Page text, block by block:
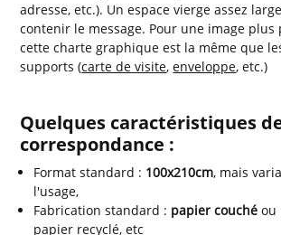
adresse, etc.). Un espace vierge assez
contenir le message. Pour une image plus
cette charte graphique est la même que
supports (carte de visite,enveloppe, etc.)
Quelques caractéristiques
correspondance :
Format standard : 100x210cm, mais
l'usage,
Fabrication standard : papier couché ou
papier recyclé, etc